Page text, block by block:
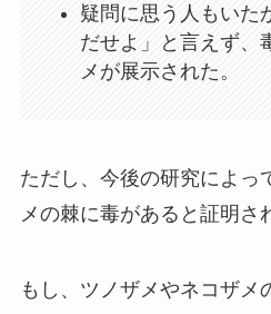
疑問に思う人もいた
だせよ」と言えず、
メが展示された。
ただし、今後の研究によっ
メの棘に毒があると証明さ
もし、ツノザメやネコザメ